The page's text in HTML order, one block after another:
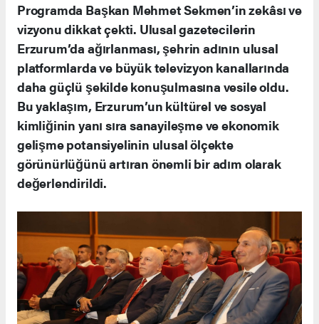
Programda Başkan Mehmet Sekmen’in zekâsı ve
vizyonu dikkat çekti. Ulusal gazetecilerin
Erzurum’da ağırlanması, şehrin adının ulusal
platformlarda ve büyük televizyon kanallarında
daha güçlü şekilde konuşulmasına vesile oldu.
Bu yaklaşım, Erzurum’un kültürel ve sosyal
kimliğinin yanı sıra sanayileşme ve ekonomik
gelişme potansiyelinin ulusal ölçekte
görünürlüğünü artıran önemli bir adım olarak
değerlendirildi.